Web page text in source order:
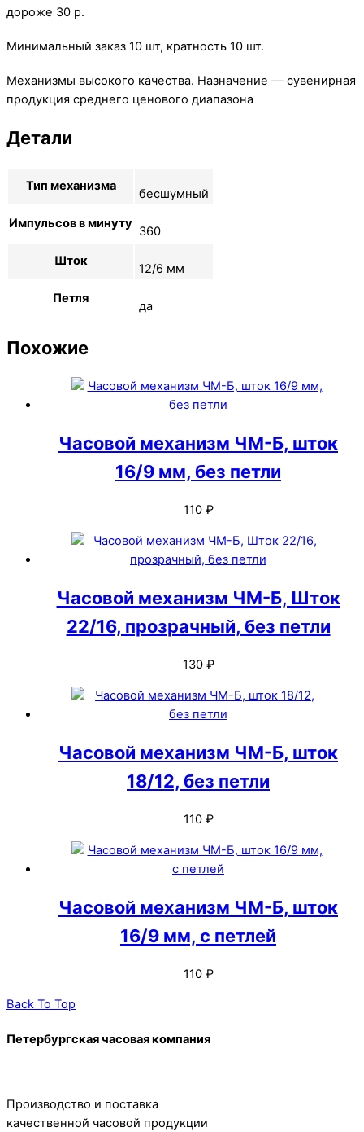
дороже 30 р.
Минимальный заказ 10 шт, кратность 10 шт.
Механизмы высокого качества. Назначение — сувенирная
продукция среднего ценового диапазона
Детали
Тип механизма
бесшумный
Импульсов в минуту
360
Шток
12/6 мм
Петля
да
Похожие
Часовой механизм ЧМ-Б, шток
16/9 мм, без петли
110 ₽
Часовой механизм ЧМ-Б, Шток
22/16, прозрачный, без петли
130 ₽
Часовой механизм ЧМ-Б, шток
18/12, без петли
110 ₽
Часовой механизм ЧМ-Б, шток
16/9 мм, c петлей
110 ₽
Back To Top
Петербургская часовая компания
Производство и поставка
качественной часовой продукции